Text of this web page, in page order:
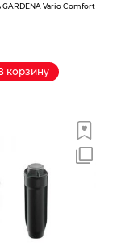
Vario Comfort
корзину